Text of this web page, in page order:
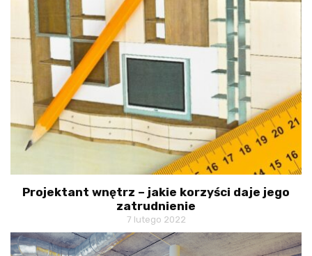
Projektant wnętrz – jakie korzyści daje jego
zatrudnienie
7 lutego 2022